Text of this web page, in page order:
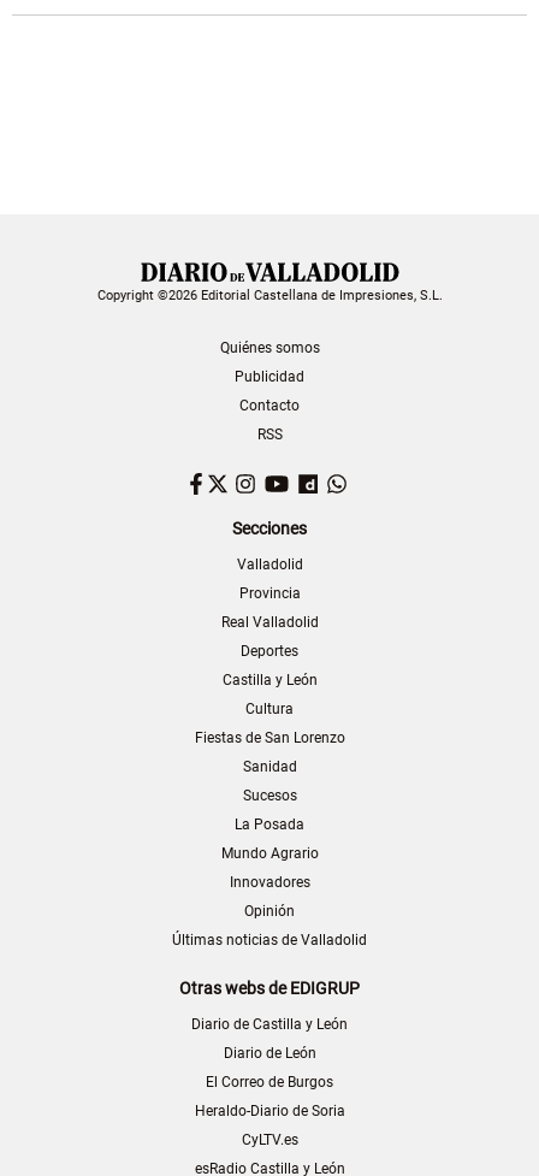
Copyright ©2026 Editorial Castellana de Impresiones, S.L.
Quiénes somos
Publicidad
Contacto
RSS
Facebook
TwitterInstagram
YouTubeDailymotion
Secciones
Valladolid
Provincia
Real Valladolid
Deportes
Castilla y León
Cultura
Fiestas de San Lorenzo
Sanidad
Sucesos
La Posada
Mundo Agrario
Innovadores
Opinión
Últimas noticias de Valladolid
Otras webs de EDIGRUP
Diario de Castilla y León
Diario de León
El Correo de Burgos
Heraldo-Diario de Soria
CyLTV.es
esRadio Castilla y León